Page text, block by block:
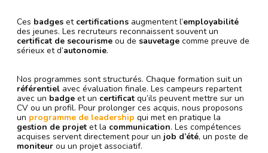
Ces badges et certifications augmentent l’employabilité
des jeunes. Les recruteurs reconnaissent souvent un
certificat de secourisme ou de sauvetage comme preuve de
sérieux et d’autonomie.
Nos programmes sont structurés. Chaque formation suit un
référentiel avec évaluation finale. Les campeurs repartent
avec un badge et un certificat qu’ils peuvent mettre sur un
CV ou un profil. Pour prolonger ces acquis, nous proposons
un programme de leadership qui met en pratique la
gestion de projet et la communication. Les compétences
acquises servent directement pour un job d’été, un poste de
moniteur ou un projet associatif.